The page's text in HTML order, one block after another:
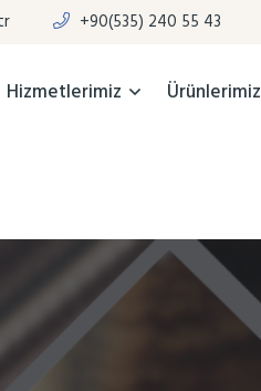
+90(535) 240 55 43
Hizmetlerimiz Ürünlerimiz